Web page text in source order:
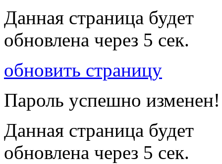
Данная страница будет
обновлена через 5 сек.
обновить страницу
Пароль успешно изменен!
Данная страница будет
обновлена через 5 сек.